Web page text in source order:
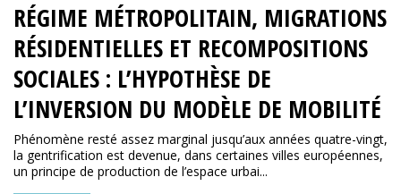
RÉGIME MÉTROPOLITAIN, MIGRATIONS
RÉSIDENTIELLES ET RECOMPOSITIONS
SOCIALES : L’HYPOTHÈSE DE
L’INVERSION DU MODÈLE DE MOBILITÉ
Phénomène resté assez marginal jusqu’aux années quatre-vingt,
la gentrification est devenue, dans certaines villes européennes,
un principe de production de l’espace urbai...